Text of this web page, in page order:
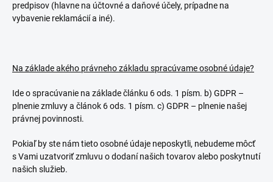
predpisov (hlavne na účtovné a daňové účely, prípadne na
vybavenie reklamácií a iné).
Na základe akého právneho základu spracúvame osobné údaje?
Ide o spracúvanie na základe článku 6 ods. 1 písm. b) GDPR –
plnenie zmluvy a článok 6 ods. 1 písm. c) GDPR – plnenie našej
právnej povinnosti.
Pokiaľ by ste nám tieto osobné údaje neposkytli, nebudeme môcť
s Vami uzatvoriť zmluvu o dodaní našich tovarov alebo poskytnutí
našich služieb.